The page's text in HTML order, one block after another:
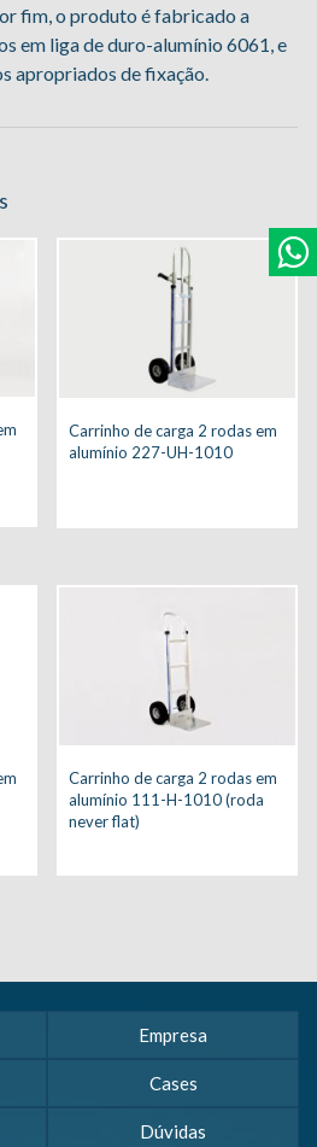
fim, o produto é fabricado a
em liga de duro-alumínio 6061, e
apropriados de fixação.
Carrinho de carga 2 rodas em
alumínio 227-UH-1010
Carrinho de carga 2 rodas em
alumínio 111-H-1010 (roda
never flat)
Empresa
Cases
Dúvidas